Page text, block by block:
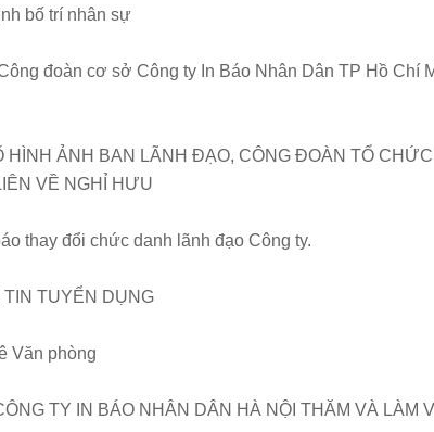
bố trí nhân sự
đoàn cơ sở Công ty In Báo Nhân Dân TP Hồ Chí
HÌNH ẢNH BAN LÃNH ĐẠO, CÔNG ĐOÀN TỔ
VỀ NGHỈ HƯU
thay đổi chức danh lãnh đạo Công ty.
TIN TUYỂN DỤNG
Văn phòng
TY IN BÁO NHÂN DÂN HÀ NỘI THĂM VÀ LÀM